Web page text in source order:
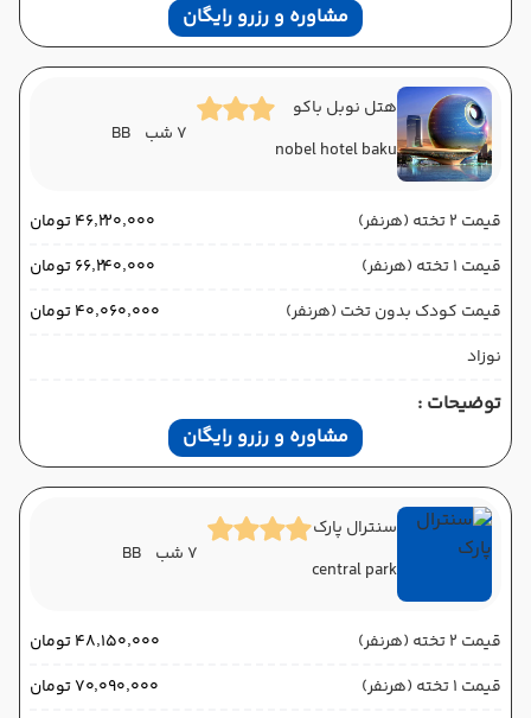
مشاوره و رزرو رایگان
هتل نوبل باکو
nobel hotel baku
7 شب BB
قیمت 2 تخته (هرنفر)
۴۶٬۲۲۰٬۰۰۰ تومان
قیمت 1 تخته (هرنفر)
۶۶٬۲۴۰٬۰۰۰ تومان
قیمت کودک بدون تخت (هرنفر)
۴۰٬۰۶۰٬۰۰۰ تومان
نوزاد
توضیحات :
مشاوره و رزرو رایگان
سنترال پارک
central park
7 شب BB
قیمت 2 تخته (هرنفر)
۴۸٬۱۵۰٬۰۰۰ تومان
قیمت 1 تخته (هرنفر)
۷۰٬۰۹۰٬۰۰۰ تومان